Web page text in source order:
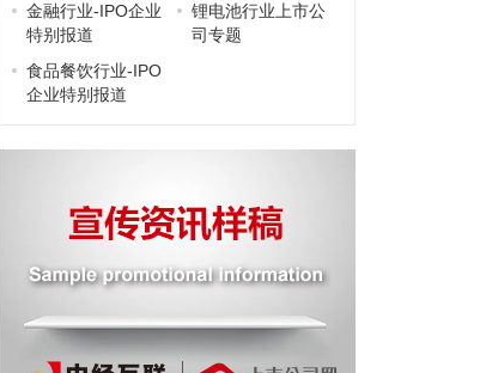
金融行业-IPO企业
特别报道
锂电池行业上市公
司专题
食品餐饮行业-IPO
企业特别报道